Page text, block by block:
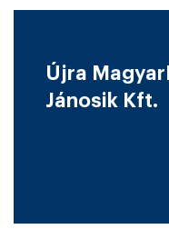
Újra
Jánosik Kft.